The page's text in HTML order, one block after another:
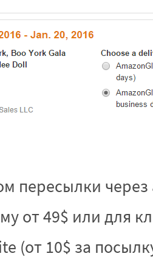
пересылки
от 49$ или для
(от 10$ за